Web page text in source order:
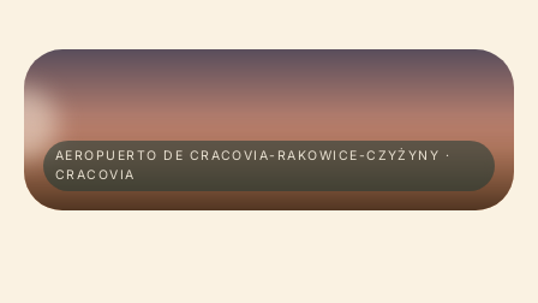
AEROPUERTO DE CRACOVIA-RAKOWICE-CZYŻYNY ·
CRACOVIA